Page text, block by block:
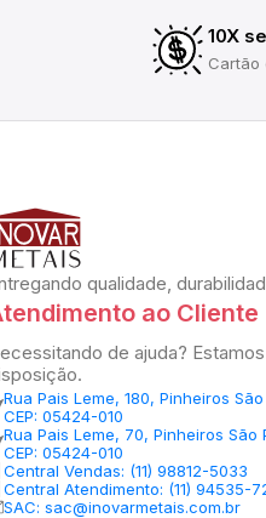
10X
Cartão
qualidade,
ao Cliente
de ajuda?
Rua Pais Leme, 180, Pinheiros
CEP: 05424-010
Rua Pais Leme, 70, Pinheiros São
CEP: 05424-010
Central Vendas: (11) 98812-5033
Central Atendimento: (11) 94535-
SAC: sac@inovarmetais.com.br